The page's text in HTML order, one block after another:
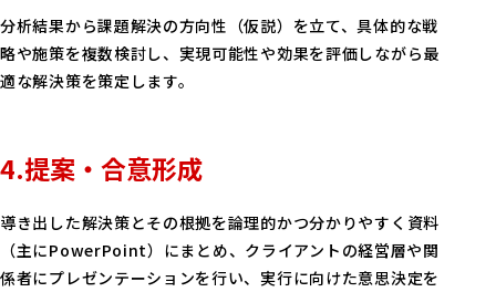
分析結果から課題解決の方向性（仮説）を立て、具体的な戦
略や施策を複数検討し、実現可能性や効果を評価しながら最
適な解決策を策定します。
4.提案・合意形成
導き出した解決策とその根拠を論理的かつ分かりやすく資料
（主にPowerPoint）にまとめ、クライアントの経営層や関
係者にプレゼンテーションを行い、実行に向けた意思決定を